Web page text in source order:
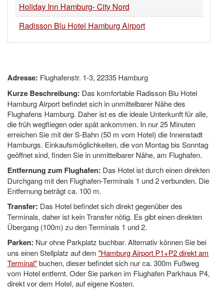
Holiday Inn Hamburg- City Nord
Radisson Blu Hotel Hamburg Airport
Adresse: Flughafenstr. 1-3, 22335 Hamburg
Kurze Beschreibung: Das komfortable Radisson Blu Hotel
Hamburg Airport befindet sich in unmittelbarer Nähe des
Flughafens Hamburg. Daher ist es die ideale Unterkunft für alle,
die früh wegfliegen oder spät ankommen. In nur 25 Minuten
erreichen Sie mit der S-Bahn (50 m vom Hotel) die Innenstadt
Hamburgs. Einkaufsmöglichkeiten, die von Montag bis Sonntag
geöffnet sind, finden Sie in unmittelbarer Nähe, am Flughafen.
Entfernung zum Flughafen: Das Hotel ist durch einen direkten
Durchgang mit den Flughafen-Terminals 1 und 2 verbunden. Die
Entfernung beträgt ca. 100 m.
Transfer: Das Hotel befindet sich direkt gegenüber des
Terminals, daher ist kein Transfer nötig. Es gibt einen direkten
Übergang (100m) zu den Terminals 1 und 2.
Parken: Nur ohne Parkplatz buchbar. Alternativ können Sie bei
uns einen Stellplatz auf dem "Hamburg Airport P1+P2 direkt am
Terminal"buchen, dieser befindet sich nur ca. 300m Fußweg
vom Hotel entfernt. Oder Sie parken im Flughafen Parkhaus P4,
direkt vor dem Hotel, auf eigene Kosten.